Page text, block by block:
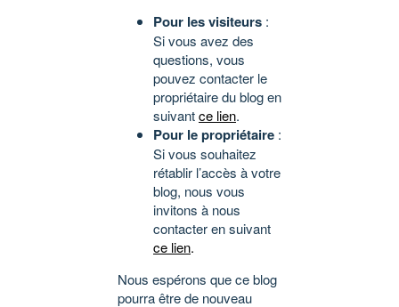
Pour les visiteurs :
Si vous avez des
questions, vous
pouvez contacter le
propriétaire du blog en
suivantce lien.
Pour le propriétaire :
Si vous souhaitez
rétablir l’accès à votre
blog, nous vous
invitons à nous
contacter en suivant
ce lien.
Nous espérons que ce blog
pourra être de nouveau